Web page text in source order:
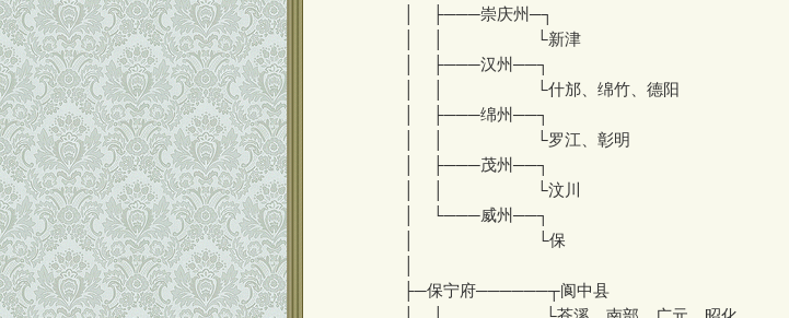
│ ├───崇庆州─┐
│ │ └新津
│ ├───汉州──┐
│ │ └什邡、绵竹、德阳
│ ├───绵州──┐
│ │ └罗江、彰明
│ ├───茂州──┐
│ │ └汶川
│ └───威州──┐
│ └保
├─保宁府──────┬阆中县